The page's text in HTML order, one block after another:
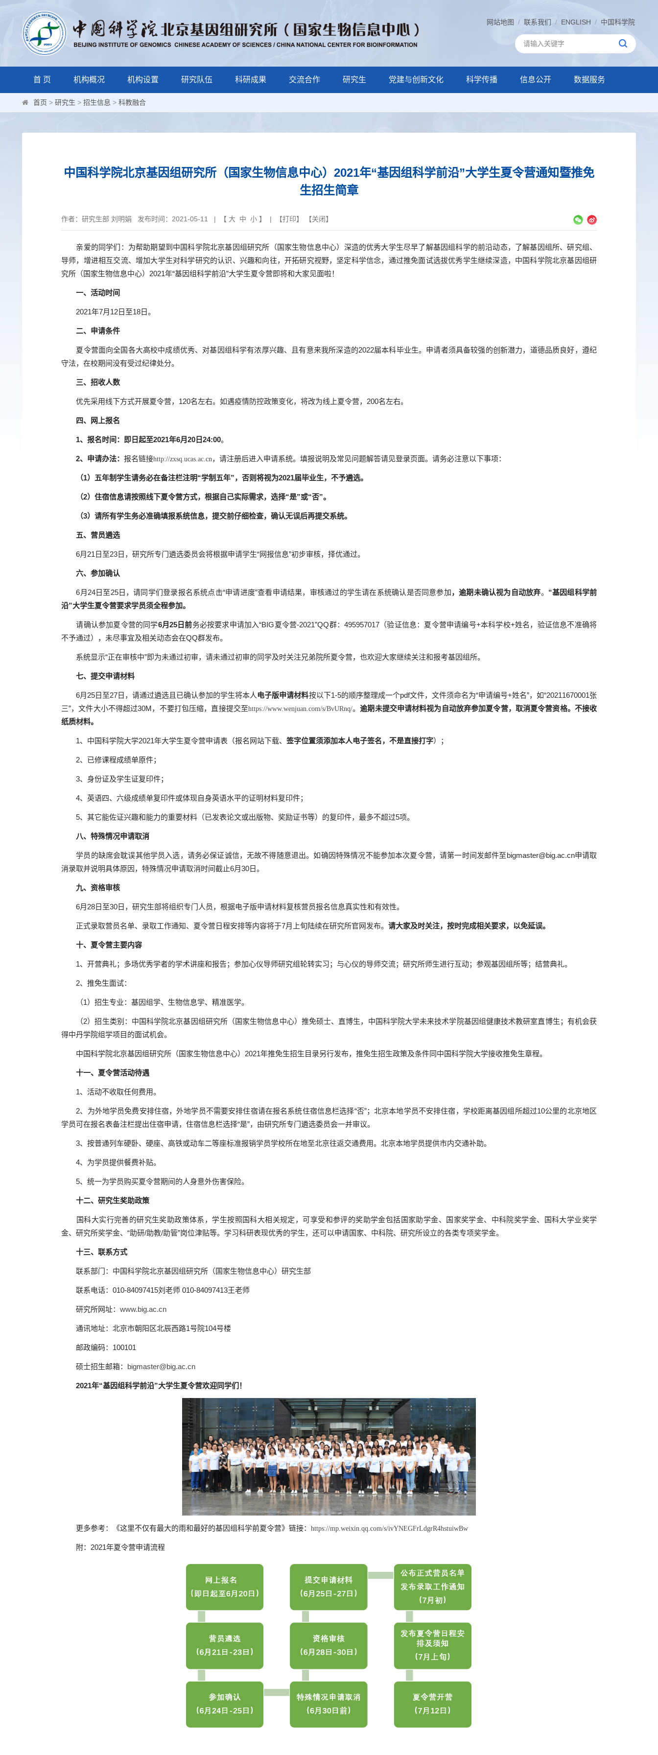
网站地图 / 联系我们 / ENGLISH / 中国科学院
首 页 机构概况 机构设置 研究队伍 科研成果 交流合作 研究生 党建与创新文化 科学传播 信息公开 数据服务
首页 > 研究生 > 招生信息 > 科教融合
中国科学院北京基因组研究所（国家生物信息中心）2021年“基因组科学前沿”大学生夏令营通知暨推免
生招生简章
作者：研究生部 刘明娟 发布时间：2021-05-11 | 【 大 中 小 】 | 【打印】 【关闭】
亲爱的同学们：为帮助期望到中国科学院北京基因组研究所（国家生物信息中心）深造的优秀大学生尽早了解基因组科学的前沿动态，了解基因组所、研究组、
导师，增进相互交流、增加大学生对科学研究的认识、兴趣和向往，开拓研究视野，坚定科学信念，通过推免面试选拔优秀学生继续深造，中国科学院北京基因组研
究所（国家生物信息中心） 2021年“基因组科学前沿”大学生夏令营即将和大家见面啦！
一、活动时间
2021年7月 12日至18日。
二、申请条件
夏令营面向全国各大高校中成绩优秀、对基因组科学有浓厚兴趣、且有意来我所深造的2022届本科毕业生。申请者须具备较强的创新潜力，道德品质良好，遵纪
守法，在校期间没有受过纪律处分。
三、招收人数
优先采用线下方式开展夏令营， 120名左右。如遇疫情防控政策变化，将改为线上夏令营， 200名左右。
四、网上报名
1、报名时间： 即日起至2021年6月20 日24:00。
2、申请办法： 报名链接http://zxsq.ucas.ac.cn，请注册后进入申请系统。填报说明及常见问题解答请见登录页面。请务必注意以下事项：
（1）五年制学生请务必在备注栏注明“学制五年”，否则将视为2021届毕业生，不予遴选。
（2）住宿信息请按照线下夏令营方式，根据自己实际需求，选择“是”或“否”。
（3）请所有学生务必准确填报系统信息，提交前仔细检查，确认无误后再提交系统。
五、营员遴选
6月 21 日至23日，研究所专门遴选委员会将根据申请学生“网报信息”初步审核，择优通过。
六、参加确认
6月 24日至25日，请同学们登录报名系统点击“申请进度”查看申请结果，审核通过的学生请在系统确认是否同意参加，逾期未确认视为自动放弃。 “基因组科学前
沿”大学生夏令营要求学员须全程参加。
请确认参加夏令营的同学6月25 日前务必按要求申请加入“BIG夏令营-2021”QQ群： 495957017（验证信息：夏令营申请编号+本科学校+姓名，验证信息不准确将
不予通过），未尽事宜及相关动态会在QQ群发布。
系统显示“正在审核中”即为未通过初审，请未通过初审的同学及时关注兄弟院所夏令营，也欢迎大家继续关注和报考基因组所。
七、提交申请材料
6月 25日至27日，请通过遴选且已确认参加的学生将本人电子版申请材料按以下1-5的顺序整理成一个pdf文件，文件须命名为“申请编号+姓名”，如“20211670001张
三”，文件大小不得超过30M，不要打包压缩，直接提交至https://www.wenjuan.com/s/BvURnq/。逾期未提交申请材料视为自动放弃参加夏令营，取消夏令营资格。不接收
纸质材料。
1、中国科学院大学2021年大学生夏令营申请表（报名网站下载、 签字位置须添加本人电子签名，不是直接打字）；
2、已修课程成绩单原件；
3、身份证及学生证复印件；
4、英语四、六级成绩单复印件或体现自身英语水平的证明材料复印件；
5、其它能佐证兴趣和能力的重要材料（已发表论文或出版物、奖励证书等）的复印件，最多不超过5项。
八、特殊情况申请取消
学员的缺席会耽误其他学员入选，请务必保证诚信，无故不得随意退出。如确因特殊情况不能参加本次夏令营，请第一时间发邮件至bigmaster@big.ac.cn申请取
消录取并说明具体原因， 特殊情况申请取消时间截止6月30日。
九、资格审核
6月 28日至30日，研究生部将组织专门人员，根据电子版申请材料复核营员报名信息真实性和有效性。
正式录取营员名单、录取工作通知、夏令营日程安排等内容将于7月上旬陆续在研究所官网发布。 请大家及时关注，按时完成相关要求，以免延误。
十、夏令营主要内容
1、开营典礼； 多场优秀学者的学术讲座和报告； 参加心仪导师研究组轮转实习； 与心仪的导师交流； 研究所师生进行互动； 参观基因组所等；结营典礼。
2、推免生面试：
（1）招生专业：基因组学、生物信息学、精准医学。
（2）招生类别：中国科学院北京基因组研究所（国家生物信息中心）推免硕士、直博生，中国科学院大学未来技术学院基因组健康技术教研室直博生；有机会获
得中丹学院组学项目的面试机会。
中国科学院北京基因组研究所（国家生物信息中心） 2021年推免生招生目录另行发布，推免生招生政策及条件同中国科学院大学接收推免生章程。
十一、夏令营活动待遇
1、活动不收取任何费用。
2、为外地学员免费安排住宿，外地学员不需要安排住宿请在报名系统住宿信息栏选择“否”；北京本地学员不安排住宿，学校距离基因组所超过10公里的北京地区
学员可在报名表备注栏提出住宿申请，住宿信息栏选择“是”，由研究所专门遴选委员会一并审议。
3、按普通列车硬卧、硬座、高铁或动车二等座标准报销学员学校所在地至北京往返交通费用。北京本地学员提供市内交通补助。
4、为学员提供餐费补贴。
5、统一为学员购买夏令营期间的人身意外伤害保险。
十二、 研究生奖助政策
国科大实行完善的研究生奖助政策体系，学生按照国科大相关规定，可享受和参评的奖助学金包括国家助学金、国家奖学金、中科院奖学金、国科大学业奖学
金、研究所奖学金、“助研/助教/助管”岗位津贴等。学习科研表现优秀的学生，还可以申请国家、中科院、研究所设立的各类专项奖学金。
十三、联系方式
联系部门：中国科学院北京基因组研究所（国家生物信息中心）研究生部
联系电话： 010-84097415刘老师 010-84097413王老师
研究所网址： www.big.ac.cn
通讯地址：北京市朝阳区北辰西路1号院104号楼
邮政编码： 100101
硕士招生邮箱： bigmaster@big.ac.cn
2021年“基因组科学前沿”大学生夏令营欢迎同学们！
更多参考：《这里不仅有最大的雨和最好的基因组科学前夏令营》链接： https://mp.weixin.qq.com/s/ivYNEGFrLdgrR4hstuiwBw
附：2021年夏令营申请流程